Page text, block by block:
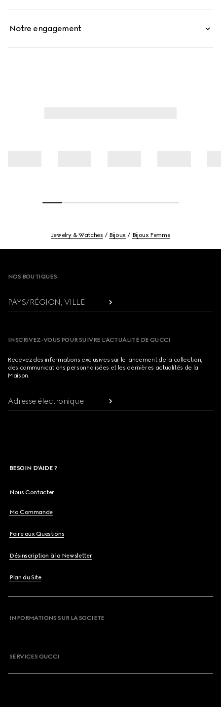
Notre engagement
Jewelry & Watches Bijoux Bijoux Femme
NOS BOUTIQUES
PAYS/RÉGION, VILLE
INSCRIVEZ-VOUS POUR SUIVRE L’ACTUALITÉ DE GUCCI
Recevez des informations exclusives sur le lancement de la collection,
des communications personnalisées et les dernières actualités de la
Maison.
Adresse électronique
BESOIN D'AIDE ?
Nous Contacter
Ma Commande
Foire aux Questions
Désinscription à la Newsletter
Plan du Site
INFORMATIONS SUR LA SOCIETE
SERVICES GUCCI